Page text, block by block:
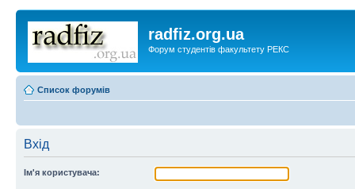
radfiz.org.ua
Форум студентів факультету РЕКС
Список форумів
Вхід
Ім'я користувача: